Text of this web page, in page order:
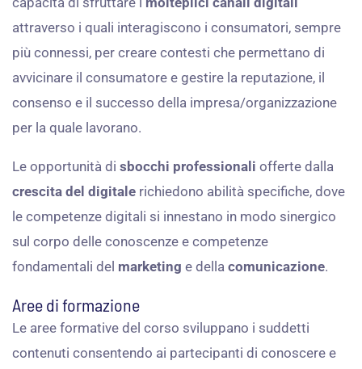
attraverso i quali interagiscono i consumatori, sempre
più connessi, per creare contesti che permettano di
avvicinare il consumatore e gestire la reputazione, il
consenso e il successo della impresa/organizzazione
per la quale lavorano.
Le opportunità di sbocchi professionali offerte dalla
crescita del digitale richiedono abilità specifiche, dove
le competenze digitali si innestano in modo sinergico
sul corpo delle conoscenze e competenze
fondamentali del marketing e della comunicazione.
Aree di formazione
Le aree formative del corso sviluppano i suddetti
contenuti consentendo ai partecipanti di conoscere e